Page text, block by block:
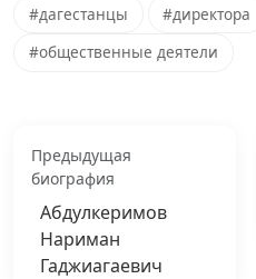
#дагестанцы #директора
#общественные деятели
Предыдущая
биография
Абдулкеримов
Нариман
Гаджиагаевич